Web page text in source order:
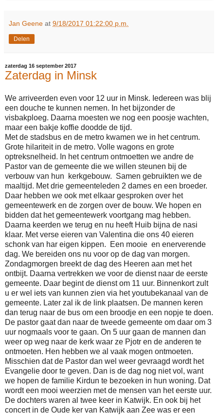
Jan Geene at 9/18/2017 01:22:00 p.m.
Delen
zaterdag 16 september 2017
Zaterdag in Minsk
We arriveerden even voor 12 uur in Minsk. Iedereen was blij
een douche te kunnen nemen. In het bijzonder de
visbakploeg. Daarna moesten we nog een poosje wachten,
maar een bakje koffie doodde de tijd.
Met de stadsbus en de metro kwamen we in het centrum.
Grote hilariteit in de metro. Volle wagons en grote
optreksnelheid. In het centrum ontmoetten we andre de
Pastor van de gemeente die we willen steunen bij de
verbouw van hun kerkgebouw. Samen gebruikten we de
maaltijd. Met drie gemeenteleden 2 dames en een broeder.
Daar hebben we ook met elkaar gesproken over het
gemeentewerk en de zorgen over de bouw. We hopen en
bidden dat het gemeentewerk voortgang mag hebben.
Daarna keerden we terug en nu heeft Huib bijna de nasi
klaar. Met verse eieren van Valentina die ons 40 eieren
schonk van har eigen kippen. Een mooie en enerverende
dag. We bereiden ons nu voor op de dag van morgen.
Zondagmorgen breekt de dag des Heeren aan met het
ontbijt. Daarna vertrekken we voor de dienst naar de eerste
gemeente. Daar begint de dienst om 11 uur. Binnenkort zult
u er wel iets van kunnen zien via het youtubekanaal van de
gemeente. Later zal ik de link plaatsen. De mannen keren
dan terug naar de bus om een broodje en een nopje te doen.
De pastor gaat dan naar de tweede gemeente om daar om 3
uur nogmaals voor te gaan. On 5 uur gaan de mannen dan
weer op weg naar de kerk waar ze Pjotr en de anderen te
ontmoeten. Hen hebben we al vaak mogen ontmoeten.
Misschien dat de Pastor dan wel weer gevraagd wordt het
Evangelie door te geven. Dan is de dag nog niet vol, want
we hopen de familie Kirdun te bezoeken in hun woning. Dat
wordt een mooi weerzien met de mensen van het eerste uur.
De dochters waren al twee keer in Katwijk. En ook bij het
concert in de Oude ker van Katwijk aan Zee was er een